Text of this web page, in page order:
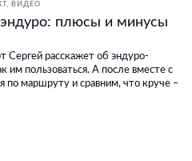
ВИДЕО
плюсы и минусы
Сергей расскажет об эндуро-
им пользоваться. А после вместе с
по маршруту и сравним, что круче –